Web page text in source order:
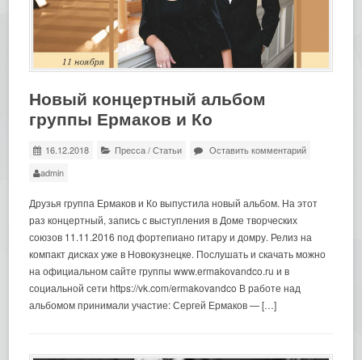
Новый концертный альбом
группы Ермаков и Ко
16.12.2018 Пресса/Статьи
Оставить комментарий
admin
Друзья группа Ермаков и Ко выпустила новый альбом. На этот
раз концертный, запись с выступления в Доме творческих
союзов 11.11.2016 под фортепиано гитару и домру. Релиз на
компакт дисках уже в Новокузнецке. Послушать и скачать можно
на официальном сайте группы www.ermakovandco.ru и в
социальной сети https://vk.com/ermakovandco В работе над
альбомом принимали участие: Сергей Ермаков — […]